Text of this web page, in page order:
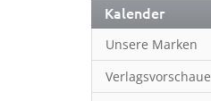
Kalender
Unsere Marken